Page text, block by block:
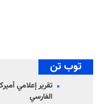
توب تن
تقرير إعلامي
الفارسي